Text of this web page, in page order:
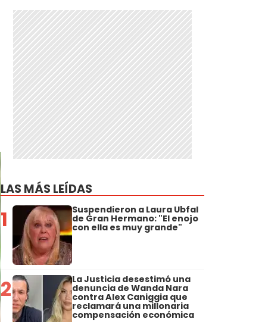
LAS MÁS LEÍDAS
1 Suspendieron a Laura Ubfal
de Gran Hermano: "El enojo
con ella es muy grande"
2 La Justicia desestimó una
denuncia de Wanda Nara
contra Alex Caniggia que
reclamará una millonaria
compensación económica